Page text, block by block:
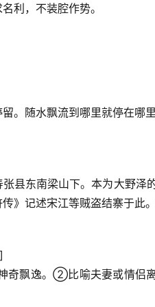
利，不装腔作势。
。随水飘流到哪里就停在哪
县东南梁山下。本为大野泽
》记述宋江等贼盗结寨于此
飘逸。②比喻夫妻或情侣离